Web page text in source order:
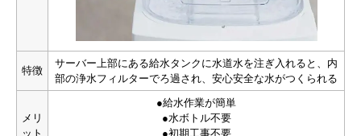
チャイルドロック 自動クリーニング
ボトル不要
簡単給水 常温出水
おすすめポイント
最安級で水使い放題
トップクラスの除去物質数「17+9」
水ボトル不要・水道水を注ぐだけの簡単給水
毎月定額制の明朗会計
特徴
サーバー上部にある給水タンクに水道水を注ぎ入れると、内
部の浄水フィルターでろ過され、安心安全な水がつくられる
メリ
ット
●給水作業が簡単
●水ボトル不要
●初期工事不要